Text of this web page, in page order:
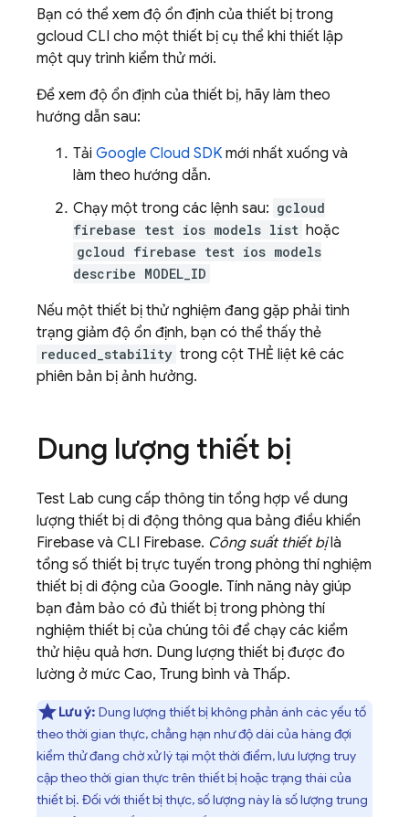
Bạn có thể xem độ ổn định của thiết bị trong
gcloud CLI cho một thiết bị cụ thể khi thiết lập
một quy trình kiểm thử mới.
Để xem độ ổn định của thiết bị, hãy làm theo
hướng dẫn sau:
Tải Google Cloud SDK mới nhất xuống và
làm theo hướng dẫn.
Chạy một trong các lệnh sau: gcloud
firebase test ios models list hoặc
gcloud firebase test ios models
describe MODEL_ID
Nếu một thiết bị thử nghiệm đang gặp phải tình
trạng giảm độ ổn định, bạn có thể thấy thẻ
reduced_stability trong cột THẺ liệt kê các
phiên bản bị ảnh hưởng.
Dung lượng thiết bị
Test Lab cung cấp thông tin tổng hợp về dung
lượng thiết bị di động thông qua bảng điều khiển
Firebase và CLI Firebase. Công suất thiết bịlà
tổng số thiết bị trực tuyến trong phòng thí nghiệm
thiết bị di động của Google. Tính năng này giúp
bạn đảm bảo có đủ thiết bị trong phòng thí
nghiệm thiết bị của chúng tôi để chạy các kiểm
thử hiệu quả hơn. Dung lượng thiết bị được đo
lường ở mức Cao, Trung bình và Thấp.
Lưu ý: Dung lượng thiết bị không phản ánh các yếu tố
theo thời gian thực, chẳng hạn như độ dài của hàng đợi
kiểm thử đang chờ xử lý tại một thời điểm, lưu lượng truy
cập theo thời gian thực trên thiết bị hoặc trạng thái của
thiết bị. Đối với thiết bị thực, số lượng này là số lượng trung